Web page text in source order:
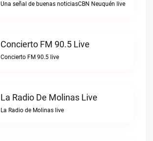
Una señal de buenas noticiasCBN Neuquén live
Concierto FM 90.5 Live
Concierto FM 90.5 live
La Radio De Molinas Live
La Radio de Molinas live